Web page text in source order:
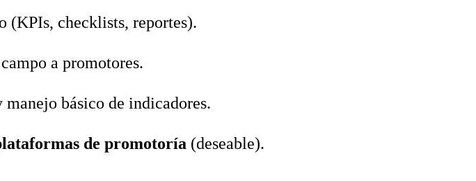
(KPIs, checklists, reportes).
a promotores.
básico de indicadores.
de promotoría (deseable).